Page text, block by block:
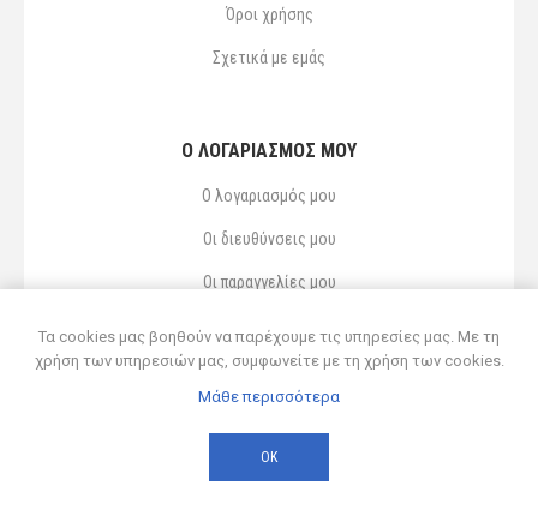
Όροι χρήσης
Σχετικά με εμάς
Ο ΛΟΓΑΡΙΑΣΜΌΣ ΜΟΥ
Ο λογαριασμός μου
Οι διευθύνσεις μου
Οι παραγγελίες μου
© 2026 Δ ΚΥΡΣΑΝΙΔΗΣ ΚΑΙ ΥΙΟΣ ΟΕ
Τα cookies μας βοηθούν να παρέχουμε τις υπηρεσίες μας. Με τη
χρήση των υπηρεσιών μας, συμφωνείτε με τη χρήση των cookies.
Μάθε περισσότερα
ΟΚ